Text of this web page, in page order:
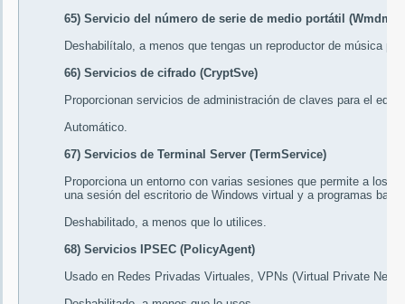
65) Servicio del número de serie de medio portátil
Deshabilítalo, a menos que tengas un reproductor de música
66) Servicios de cifrado (CryptSve)
Proporcionan servicios de administración de claves para el
Automático.
67) Servicios de Terminal Server (TermService)
Proporciona un entorno con varias sesiones que permite a
una sesión del escritorio de Windows virtual y a programas
Deshabilitado, a menos que lo utilices.
68) Servicios IPSEC (PolicyAgent)
Usado en Redes Privadas Virtuales, VPNs (Virtual Private